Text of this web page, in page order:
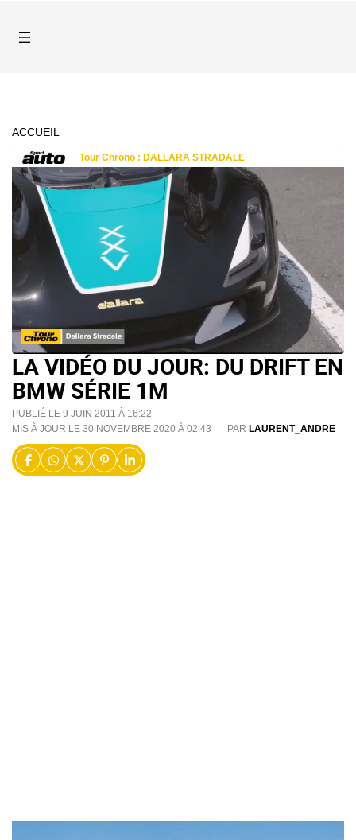
ACCUEIL
LA VIDÉO DU JOUR: DU DRIFT EN
BMW SÉRIE 1M
PUBLIÉ LE 9 JUIN 2011 À 16:22
MIS À JOUR LE 30 NOVEMBRE 2020 À 02:43
PAR LAURENT_ANDRE